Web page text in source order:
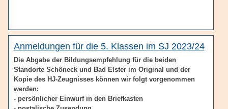
Anmeldungen für die 5. Klassen im SJ 2023/24
Die Abgabe der Bildungsempfehlung für die beiden
Standorte Schöneck und Bad Elster im Original und der
Kopie des HJ-Zeugnisses können wir folgt vorgenommen
werden:
- persönlicher Einwurf in den Briefkasten